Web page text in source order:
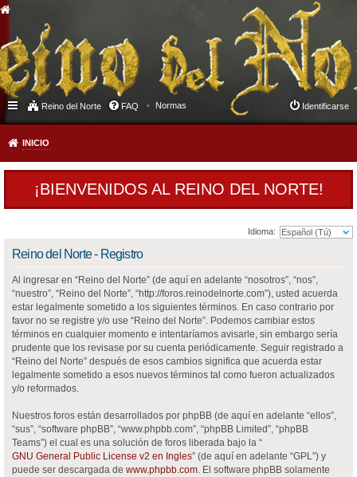
Reino del Norte FAQ Normas Identificarse
INICIO
¡BIENVENIDOS AL REINO DEL NORTE!
Idioma:
Reino del Norte - Registro
Al ingresar en “Reino del Norte” (de aquí en adelante “nosotros”, “nos”,
“nuestro”, “Reino del Norte”, “http://foros.reinodelnorte.com”), usted acuerda
estar legalmente sometido a los siguientes términos. En caso contrario por
favor no se registre y/o use “Reino del Norte”. Podemos cambiar estos
términos en cualquier momento e intentaríamos avisarle, sin embargo sería
prudente que los revisase por su cuenta periódicamente. Seguir registrado a
“Reino del Norte” después de esos cambios significa que acuerda estar
legalmente sometido a esos nuevos términos tal como fueron actualizados
y/o reformados.
Nuestros foros están desarrollados por phpBB (de aquí en adelante “ellos”,
“sus”, “software phpBB”, “www.phpbb.com”, “phpBB Limited”, “phpBB
Teams”) el cual es una solución de foros liberada bajo la “
GNU General Public License v2 en Ingles” (de aquí en adelante “GPL”) y
puede ser descargada de www.phpbb.com. El software phpBB solamente